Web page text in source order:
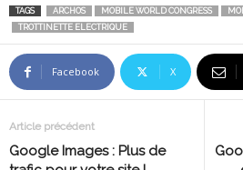
TAGS ARCHOS MOBILE WORLD CONGRESS
TROTTINETTE ELECTRIQUE
Facebook X
Article précédent
Google Images : Plus de